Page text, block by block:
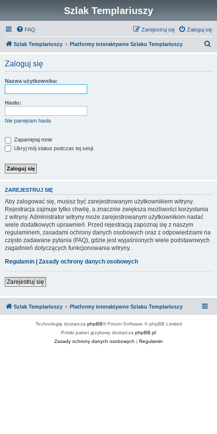
Szlak Templariuszy
FAQ Zaloguj się
Zarejestruj się
Szlak Templariuszy Platformy interaktywne Szlaku Templariuszy
Zaloguj się
Nazwa użytkownika:
Hasło:
Nie pamiętam hasła
Zapamiętaj mnie
Ukryj mój status podczas tej sesji
ZAREJESTRUJ SIĘ
Aby zalogować się, musisz być zarejestrowanym użytkownikiem witryny.
Rejestracja zajmuje tylko chwilę, a znacznie zwiększa możliwości korzystania
z witryny. Administrator witryny może zarejestrowanym użytkownikom nadać
wiele dodatkowych uprawnień. Przed rejestracją zapoznaj się z naszym
regulaminem, zasadami ochrony danych osobowych oraz z odpowiedziami na
często zadawane pytania (FAQ), gdzie jest wyjaśnionych wiele podstawowych
zagadnień dotyczących funkcjonowania witryny.
Regulamin | Zasady ochrony danych osobowych
Zarejestruj się
Szlak Templariuszy Platformy interaktywne Szlaku Templariuszy
Technologię dostarcza phpBB® Forum Software © phpBB Limited
Polski pakiet językowy dostarcza phpBB.pl
Zasady ochrony danych osobowych | Regulamin